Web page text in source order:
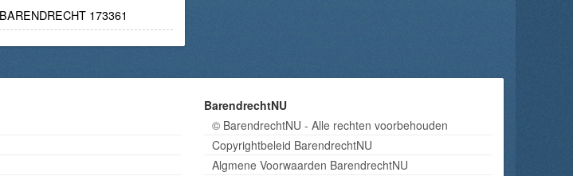
173361
BarendrechtNU
© BarendrechtNU - Alle rechten voorbehouden
Copyrightbeleid BarendrechtNU
Algmene Voorwaarden BarendrechtNU